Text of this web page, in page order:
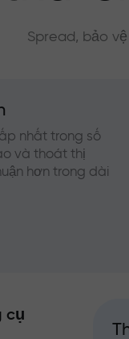
Spread, bảo
nhất trong số
và thoát thị
hơn trong dài
cụ